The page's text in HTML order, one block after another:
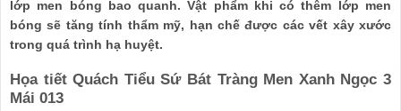
lớp men bóng bao quanh. Vật phẩm khi có thêm lớp men
bóng sẽ tăng tính thẩm mỹ, hạn chế được các vết xây xước
trong quá trình hạ huyệt.
Họa tiết Quách Tiểu Sứ Bát Tràng Men Xanh Ngọc 3
Mái 013